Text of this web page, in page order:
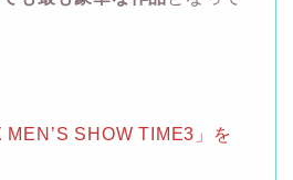
SHOW TIME3」を